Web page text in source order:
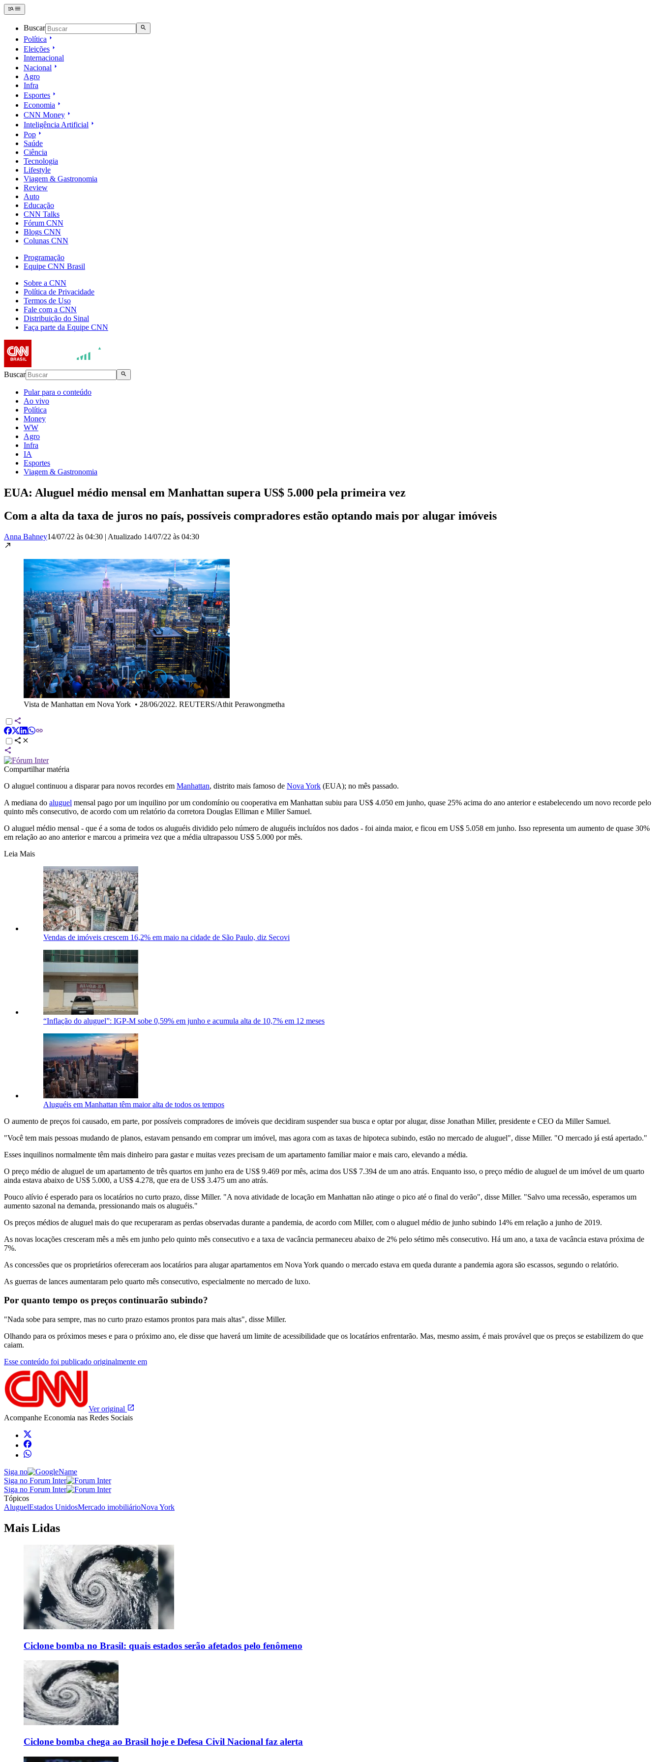
Buscar
Política
Eleições
Internacional
Nacional
Agro
Infra
Esportes
Economia
CNN Money
Inteligência Artificial
Pop
Saúde
Ciência
Tecnologia
Lifestyle
Viagem & Gastronomia
Review
Auto
Educação
CNN Talks
Fórum CNN
Blogs CNN
Colunas CNN
Programação
Equipe CNN Brasil
Sobre a CNN
Política de Privacidade
Termos de Uso
Fale com a CNN
Distribuição do Sinal
Faça parte da Equipe CNN
Buscar
Pular para o conteúdo
Ao vivo
Política
Money
WW
Agro
Infra
IA
Esportes
Viagem & Gastronomia
EUA: Aluguel médio mensal em Manhattan supera US$ 5.000 pela primeira vez
Com a alta da taxa de juros no país, possíveis compradores estão optando mais por alugar imóveis
Anna Bahney14/07/22 às 04:30 | Atualizado 14/07/22 às 04:30
Vista de Manhattan em Nova York • 28/06/2022. REUTERS/Athit Perawongmetha
Compartilhar matéria
O aluguel continuou a disparar para novos recordes em Manhattan, distrito mais famoso de Nova York (EUA); no mês passado.
A mediana do aluguel mensal pago por um inquilino por um condomínio ou cooperativa em Manhattan subiu para US$ 4.050 em junho, quase 25% acima do ano anterior e estabelecendo um novo recorde pelo
quinto mês consecutivo, de acordo com um relatório da corretora Douglas Elliman e Miller Samuel.
O aluguel médio mensal - que é a soma de todos os aluguéis dividido pelo número de aluguéis incluídos nos dados - foi ainda maior, e ficou em US$ 5.058 em junho. Isso representa um aumento de quase 30%
em relação ao ano anterior e marcou a primeira vez que a média ultrapassou US$ 5.000 por mês.
Leia Mais
Vendas de imóveis crescem 16,2% em maio na cidade de São Paulo, diz Secovi
“Inflação do aluguel”: IGP-M sobe 0,59% em junho e acumula alta de 10,7% em 12 meses
Aluguéis em Manhattan têm maior alta de todos os tempos
O aumento de preços foi causado, em parte, por possíveis compradores de imóveis que decidiram suspender sua busca e optar por alugar, disse Jonathan Miller, presidente e CEO da Miller Samuel.
"Você tem mais pessoas mudando de planos, estavam pensando em comprar um imóvel, mas agora com as taxas de hipoteca subindo, estão no mercado de aluguel", disse Miller. "O mercado já está apertado."
Esses inquilinos normalmente têm mais dinheiro para gastar e muitas vezes precisam de um apartamento familiar maior e mais caro, elevando a média.
O preço médio de aluguel de um apartamento de três quartos em junho era de US$ 9.469 por mês, acima dos US$ 7.394 de um ano atrás. Enquanto isso, o preço médio de aluguel de um imóvel de um quarto
ainda estava abaixo de US$ 5.000, a US$ 4.278, que era de US$ 3.475 um ano atrás.
Pouco alívio é esperado para os locatários no curto prazo, disse Miller. "A nova atividade de locação em Manhattan não atinge o pico até o final do verão", disse Miller. "Salvo uma recessão, esperamos um
aumento sazonal na demanda, pressionando mais os aluguéis."
Os preços médios de aluguel mais do que recuperaram as perdas observadas durante a pandemia, de acordo com Miller, com o aluguel médio de junho subindo 14% em relação a junho de 2019.
As novas locações cresceram mês a mês em junho pelo quinto mês consecutivo e a taxa de vacância permaneceu abaixo de 2% pelo sétimo mês consecutivo. Há um ano, a taxa de vacância estava próxima de
7%.
As concessões que os proprietários ofereceram aos locatários para alugar apartamentos em Nova York quando o mercado estava em queda durante a pandemia agora são escassos, segundo o relatório.
As guerras de lances aumentaram pelo quarto mês consecutivo, especialmente no mercado de luxo.
Por quanto tempo os preços continuarão subindo?
"Nada sobe para sempre, mas no curto prazo estamos prontos para mais altas", disse Miller.
Olhando para os próximos meses e para o próximo ano, ele disse que haverá um limite de acessibilidade que os locatários enfrentarão. Mas, mesmo assim, é mais provável que os preços se estabilizem do que
caiam.
Esse conteúdo foi publicado originalmente em
Ver original
Acompanhe Economia nas Redes Sociais
Siga no
Siga no Forum Inter
Siga no Forum Inter
Tópicos
AluguelEstados UnidosMercado imobiliárioNova York
Mais Lidas
Ciclone bomba no Brasil: quais estados serão afetados pelo fenômeno
Ciclone bomba chega ao Brasil hoje e Defesa Civil Nacional faz alerta